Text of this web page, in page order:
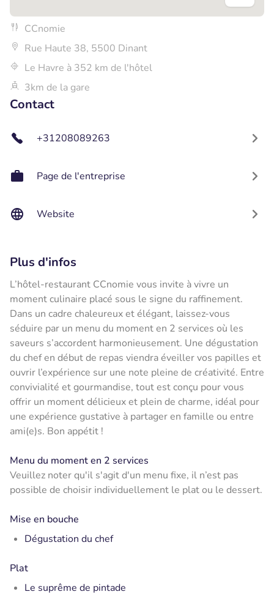
CCnomie
Rue Haute 38, 5500 Dinant
Le Havre à 352 km de l'hôtel
3km de la gare
Contact
+31208089263
Page de l'entreprise
Website
Plus d'infos
L’hôtel-restaurant CCnomie vous invite à vivre un
moment culinaire placé sous le signe du raffinement.
Dans un cadre chaleureux et élégant, laissez-vous
séduire par un menu du moment en 2 services où les
saveurs s’accordent harmonieusement. Une dégustation
du chef en début de repas viendra éveiller vos papilles et
ouvrir l’expérience sur une note pleine de créativité. Entre
convivialité et gourmandise, tout est conçu pour vous
offrir un moment délicieux et plein de charme, idéal pour
une expérience gustative à partager en famille ou entre
ami(e)s. Bon appétit !
Menu du moment en 2 services
Veuillez noter qu'il s'agit d'un menu fixe, il n’est pas
possible de choisir individuellement le plat ou le dessert.
Mise en bouche
Dégustation du chef
Plat
Le suprême de pintade